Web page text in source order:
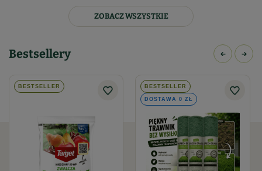
zarówno u doświadczonych
ogrodników, jak i u tych, którzy
dopiero rozpoczynają swoją
krok po kroku przez proces
ZOBACZ WSZYSTKIE
Bestsellery
BESTSELLER BESTSELLER
DOSTAWA 0 ZŁ